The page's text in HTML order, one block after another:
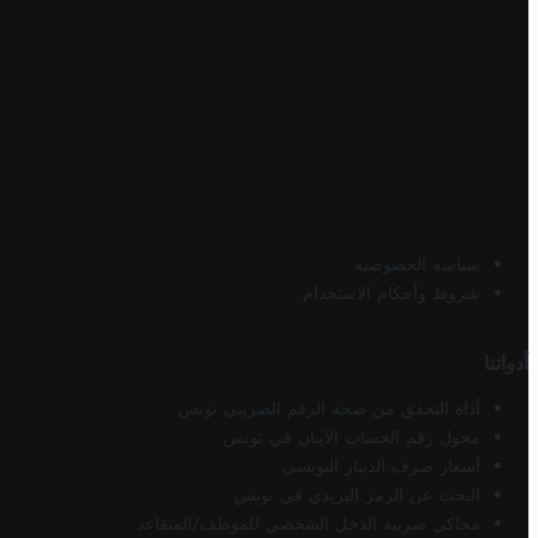
سياسة الخصوصية
شروط وأحكام الاستخدام
أدواتنا
أداة التحقق من صحة الرقم الضريبي تونس
محول رقم الحساب الآيبان في تونس
أسعار صرف الدينار التونسي
البحث عن الرمز البريدي في تونس
محاكي ضريبة الدخل الشخصي للموظف/المتقاعد